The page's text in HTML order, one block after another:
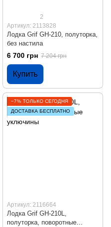
2
Артикул: 2113828
Лодка Grif GH-210, полуторка,
без настила
6 700 грн 7 204 грн
Купить
−7% ТОЛЬКО СЕГОДНЯ
ДОСТАВКА БЕСПЛАТНО
Артикул: 2116664
Лодка Grif GH-210L,
полуторка, поворотные